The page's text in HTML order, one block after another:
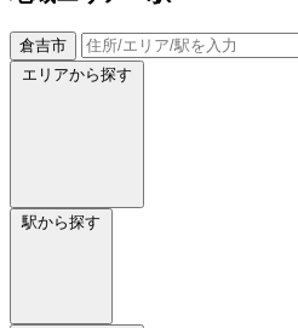
倉吉市
エリアから探す
駅から探す